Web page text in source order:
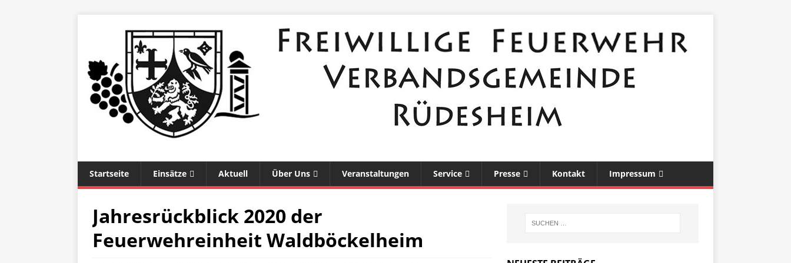
Startseite Einsätze Aktuell Über Uns Veranstaltungen Service Presse Kontakt Impressum
Jahresrückblick 2020 der
Feuerwehreinheit Waldböckelheim